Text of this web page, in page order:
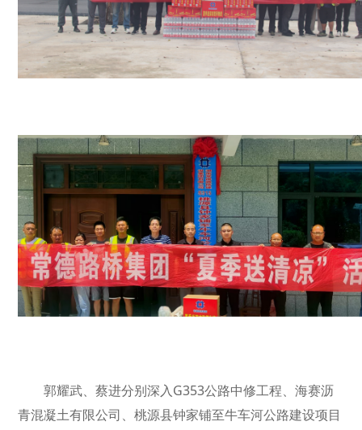
郭耀武、蔡进分别深入G353公路中修工程、海赛沥
青混凝土有限公司、桃源县钟家铺至牛车河公路建设项目